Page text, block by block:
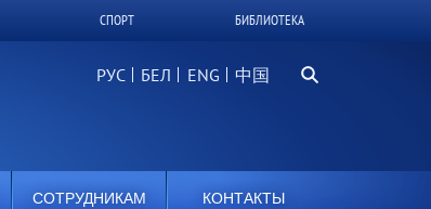
СПОРТ БИБЛИОТЕКА
РУС БЕЛ 中国 Поиск...
СОТРУДНИКАМ КОНТАКТЫ